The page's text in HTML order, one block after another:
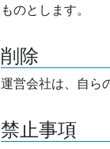
ものとします。
削除
運営会社は、自ら
禁止事項